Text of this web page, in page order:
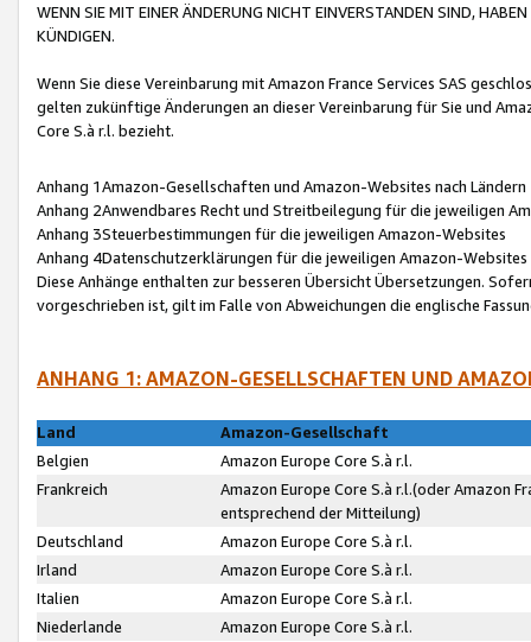
WENN SIE MIT EINER ÄNDERUNG NICHT EINVERSTANDEN SIND,
KÜNDIGEN.
Wenn Sie diese Vereinbarung mit Amazon France Services SAS
gelten zukünftige Änderungen an dieser Vereinbarung für Sie und
Core S.à r.l. bezieht.
Anhang 1Amazon-Gesellschaften und Amazon-Websites nach Ländern
Anhang 2Anwendbares Recht und Streitbeilegung für die jeweiligen
Anhang 3Steuerbestimmungen für die jeweiligen Amazon-Websites
Anhang 4Datenschutzerklärungen für die jeweiligen Amazon-Websites
Diese Anhänge enthalten zur besseren Übersicht Übersetzungen.
vorgeschrieben ist, gilt im Falle von Abweichungen die englische
ANHANG 1: AMAZON-GESELLSCHAFTEN UND
Land
Amazon-Gesellschaft
Belgien
Amazon Europe Core S.à r.l.
Frankreich
Amazon Europe Core S.à r.l.(oder Amazon
entsprechend der Mitteilung)
Deutschland
Amazon Europe Core S.à r.l.
Irland
Amazon Europe Core S.à r.l.
Italien
Amazon Europe Core S.à r.l.
Niederlande
Amazon Europe Core S.à r.l.